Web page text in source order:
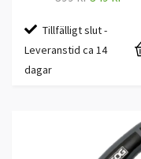
Tillfälligt slut -
Leveranstid ca 14
dagar